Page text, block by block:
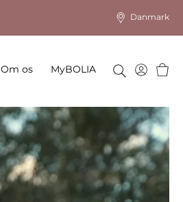
Danmark
Om os MyBOLIA Kurv